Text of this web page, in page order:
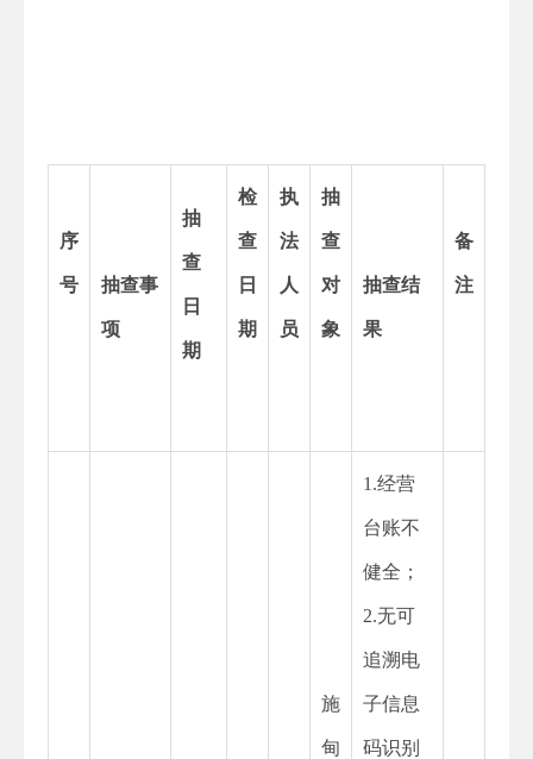
序
号 抽查事
项
抽
查
日
期
检
查
日
期
执
法
人
员
抽
查
对
象
抽查结
果
备
注
施
甸
1.经营
台账不
健全；
2.无可
追溯电
子信息
码识别